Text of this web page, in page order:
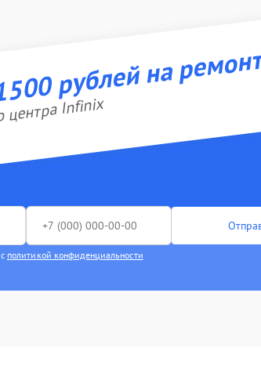
рублей на
центра Infinix
политикой конфиденциальности